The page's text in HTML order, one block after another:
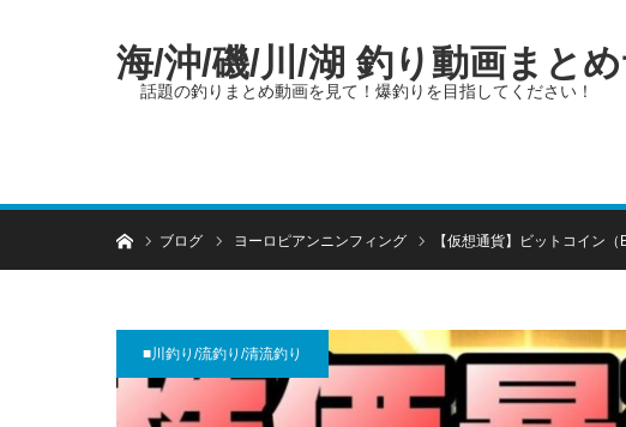
海/沖/磯/川/湖 釣り動画まと
話題の釣りまとめ動画を見て！爆釣りを目指してください！
ホームブログ ヨーロピアンニンフィング 【仮想通貨】ビットコイン
■川釣り/流釣り/清流釣り